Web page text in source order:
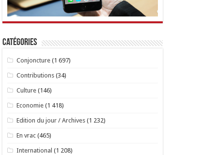
Catégories
Conjoncture (1 697)
Contributions (34)
Culture (146)
Economie (1 418)
Edition du jour / Archives (1 232)
En vrac (465)
International (1 208)